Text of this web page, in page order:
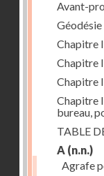
Avant-
Géodésie
Chapitre
Chapitre
Chapitre
Chapitre
bureau,
TABLE
A (n.n.)
Agrafe